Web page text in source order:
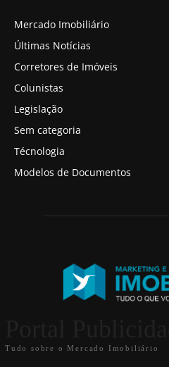
Mercado Imobiliário
Últimas Notícias
Corretores de Imóveis
Colunistas
Legislação
Sem categoria
Técnologia
Modelos de Documentos
Tudo sobre o Mercado Imobiliário